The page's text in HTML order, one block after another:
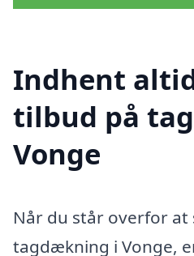
Indhent
tilbud på
Vonge
Når du står overfor at
tagdækning i Vonge,